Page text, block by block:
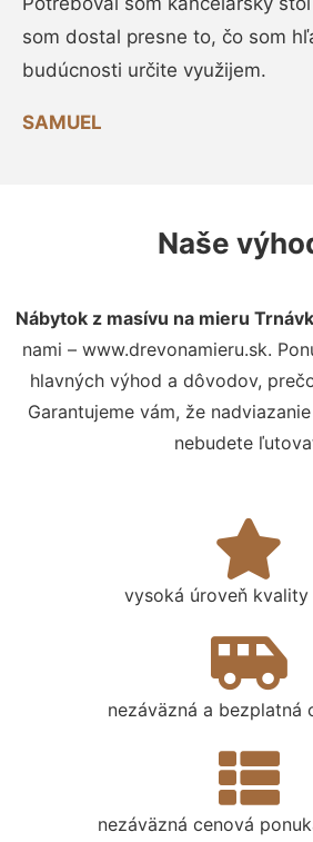
som dostal presne to, čo som
budúcnosti určite využijem.
SAMUEL
Naše
Nábytok z masívu na mieru
nami – www.drevonamieru.sk.
hlavných výhod a dôvodov,
Garantujeme vám, že
nebudete
vysoká úroveň kvality
nezáväzná a bezplatná
nezáväzná cenová